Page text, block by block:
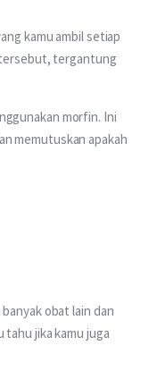
kamu ambil setiap
tersebut, tergantung
morfin. Ini
memutuskan apakah
obat lain dan
jika kamu juga